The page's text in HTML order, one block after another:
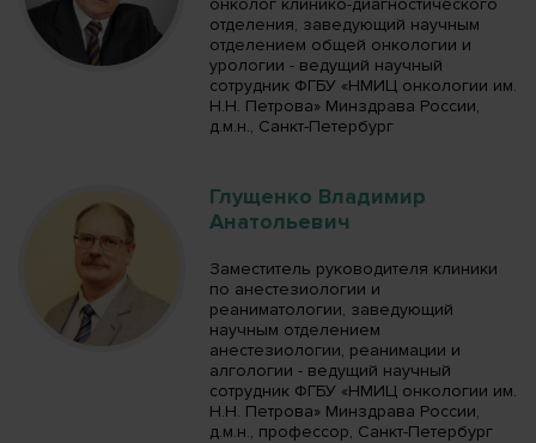
онколог клинико-диагностического
отделения, заведующий научным
отделением общей онкологии и
урологии - ведущий научный
сотрудник ФГБУ «НМИЦ онкологии им.
Н.Н. Петрова» Минздрава России,
д.м.н., Санкт-Петербург
Глущенко Владимир
Анатольевич
Заместитель руководителя клиники
по анестезиологии и
реаниматологии, заведующий
научным отделением
анестезиологии, реанимации и
алгологии - ведущий научный
сотрудник ФГБУ «НМИЦ онкологии им.
Н.Н. Петрова» Минздрава России,
д.м.н., профессор, Санкт-Петербург